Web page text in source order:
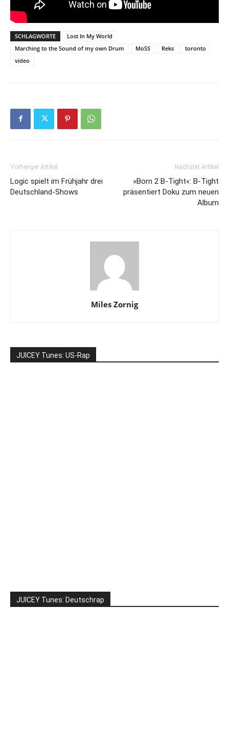
SCHLAGWORTE
Lost In My World
Marching to the Sound of my own Drum
MoSS Reks
toronto
video
Vorheriger Artikel
Logic spielt im Frühjahr drei
Deutschland-Shows
Nächster Artikel
»Born 2 B-Tight«: B-Tight
präsentiert Doku zum neuen
Album
Miles Zornig
JUICEY Tunes: US-Rap
JUICEY Tunes: Deutschrap